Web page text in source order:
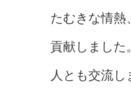
たむきな情熱
貢献しました
人とも交流し